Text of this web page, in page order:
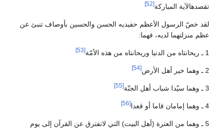
تقصدهالآية المباركة[52]
لقد خصّ الرسول الأعظم حفيديه الحسن والحسين بأوصاف تنبئ عن
عظم منزلتهما لديه، فهما:
1 ـ ريحانتاه من الدنيا وريحانتاه من هذه الأمّة [53]
2 ـ وهما خير أهل الأرض [54]
3 ـ وهما سيّدا شباب أهل الجنّة [55]
4 ـ وهما إمامان قاما أو قعدا [56]
5 ـ وهما من العترة (أهل البيت) التي لاتفترق عن القرآن إلى يوم